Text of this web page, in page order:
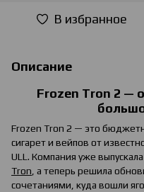
В избранное
Описание
Frozen Tron 2 —
Frozen Tron 2 — это
сигарет и вейпов от
ULL. Компания уже
Tron , а теперь решила
сочетаниями, куда вошли